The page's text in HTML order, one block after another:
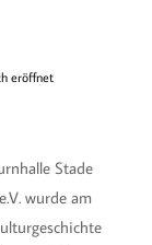
eröffnet
Stade
wurde am